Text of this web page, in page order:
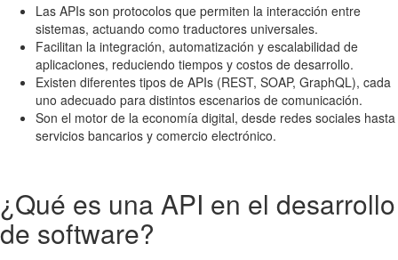
Las APIs son protocolos que permiten la interacción entre
sistemas, actuando como traductores universales.
Facilitan la integración, automatización y escalabilidad de
aplicaciones, reduciendo tiempos y costos de desarrollo.
Existen diferentes tipos de APIs (REST, SOAP, GraphQL), cada
uno adecuado para distintos escenarios de comunicación.
Son el motor de la economía digital, desde redes sociales hasta
servicios bancarios y comercio electrónico.
¿Qué es una API en el desarrollo
de software?